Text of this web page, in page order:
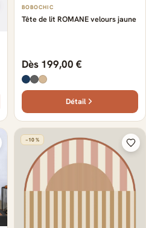
BOBOCHIC
Tête de lit ROMANE velours jaune
Dès 199,00 €
Détail
−10 %